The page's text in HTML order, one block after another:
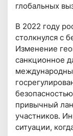
глобальных
В 2022 году
столкнулся с
Изменение
санкционное
привычный
участников.
ситуации,